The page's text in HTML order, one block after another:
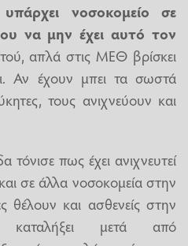
νοσοκομείο σε
να μην έχει αυτό τον
απλά στις ΜΕΘ βρίσκει
Αν έχουν μπει τα σωστά
τους ανιχνεύουν και
πως έχει ανιχνευτεί
σε άλλα νοσοκομεία στην
και ασθενείς στην
μετά από